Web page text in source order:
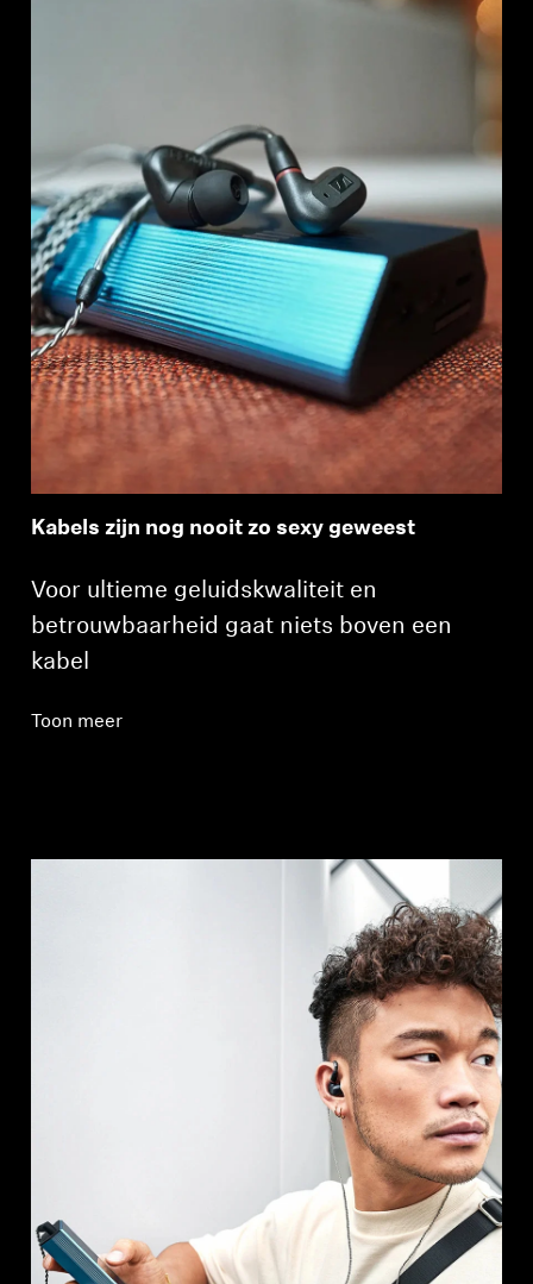
Kabels zijn nog nooit zo sexy geweest
Voor ultieme geluidskwaliteit en
betrouwbaarheid gaat niets boven een
kabel
Toon meer